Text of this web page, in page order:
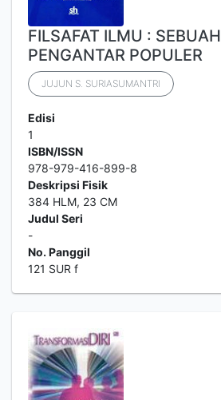
FILSAFAT ILMU : SEBUAH
PENGANTAR POPULER
JUJUN S. SURIASUMANTRI
Edisi
1
ISBN/ISSN
978-979-416-899-8
Deskripsi Fisik
384 HLM, 23 CM
Judul Seri
-
No. Panggil
121 SUR f